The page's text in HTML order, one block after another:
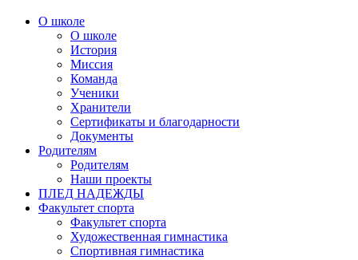
О школе
О школе
История
Миссия
Команда
Ученики
Хранители
Сертификаты и благодарности
Документы
Родителям
Родителям
Наши проекты
ПЛЕД НАДЕЖДЫ
Факультет спорта
Факультет спорта
Художественная гимнастика
Спортивная гимнастика